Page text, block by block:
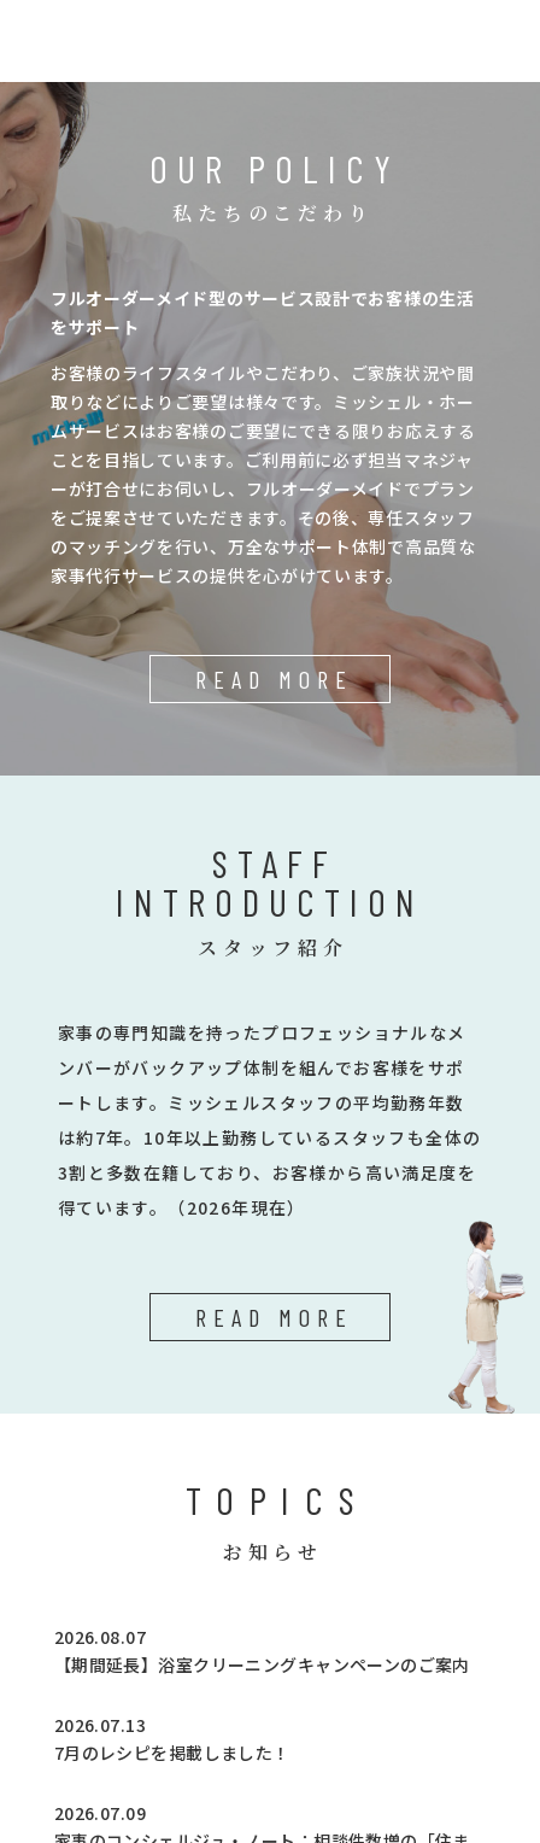
OUR POLICY
私たちのこだわり
フルオーダーメイド型のサービス設計でお客様の生活
をサポート
お客様のライフスタイルやこだわり、ご家族状況や間
取りなどによりご要望は様々です。ミッシェル・ホー
ムサービスはお客様のご要望にできる限りお応えする
ことを目指しています。ご利用前に必ず担当マネジャ
ーが打合せにお伺いし、フルオーダーメイドでプラン
をご提案させていただきます。その後、専任スタッフ
のマッチングを行い、万全なサポート体制で高品質な
家事代行サービスの提供を心がけています。
READ MORE
STAFF
INTRODUCTION
スタッフ紹介
家事の専門知識を持ったプロフェッショナルなメ
ンバーがバックアップ体制を組んでお客様をサポ
ートします。ミッシェルスタッフの平均勤務年数
は約7年。10年以上勤務しているスタッフも全体の
3割と多数在籍しており、お客様から高い満足度を
得ています。（2026年現在）
READ MORE
TOPICS
お知らせ
2026.08.07
【期間延長】浴室クリーニングキャンペーンのご案内
2026.07.13
7月のレシピを掲載しました！
2026.07.09